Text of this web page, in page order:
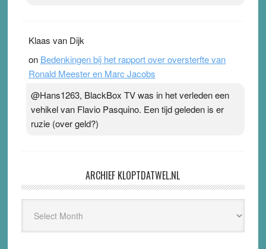
Klaas van Dijk
on Bedenkingen bij het rapport over oversterfte van
Ronald Meester en Marc Jacobs
@Hans1263, BlackBox TV was in het verleden een
vehikel van Flavio Pasquino. Een tijd geleden is er
ruzie (over geld?)
ARCHIEF KLOPTDATWEL.NL
Kloptdatwel.nl